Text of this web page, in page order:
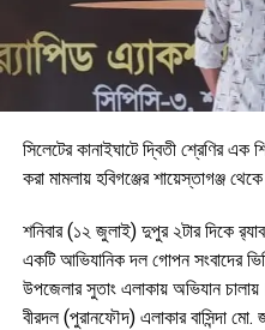
সিলেটের কানাইঘাটে দ্বিতী শ্রেণির এক
করা মামলায় হবিগঞ্জের শায়েস্তাগঞ্জ
শনিবার (১২ জুলাই) দুপুর ২টার দিকে
একটি আভিযানিক দল গোপন সংবাদের
উপজেলার সুতাং এলাকায় অভিযান
বীরদল (পুরানফৌদ) এলাকার বাসিন্দা